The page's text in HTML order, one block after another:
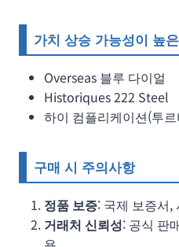
가치 상승 가능성이 높
Overseas 블루 다이얼
Historiques 222 Steel
하이 컴플리케이션(투
구매 시 주의사항
정품 보증: 국제 보증서,
거래처 신뢰성: 공식 판